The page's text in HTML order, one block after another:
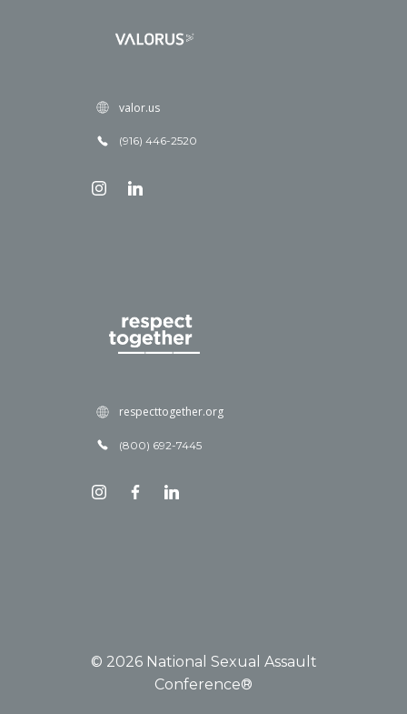
valor.us
(916) 446-2520
respecttogether.org
(800) 692-7445
© 2026 National Sexual Assault
Conference®